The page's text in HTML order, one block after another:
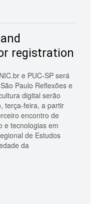
registration
e PUC-SP será
Paulo Reflexões e
digital serão
terça-feira, a partir
encontro de
e tecnologias em
de Estudos
da